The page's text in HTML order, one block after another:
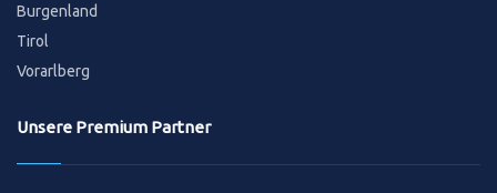
Burgenland
Tirol
Vorarlberg
Unsere Premium Partner